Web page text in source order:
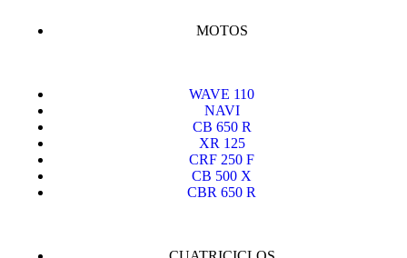
MOTOS
WAVE 110
NAVI
CB 650 R
XR 125
CRF 250 F
CB 500 X
CBR 650 R